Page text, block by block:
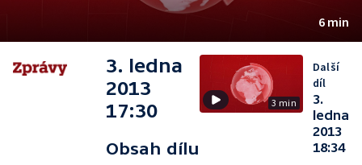
6 min
3. ledna
2013
17:30
Obsah dílu
3 min
Další
díl
3.
ledna
2013
18:34